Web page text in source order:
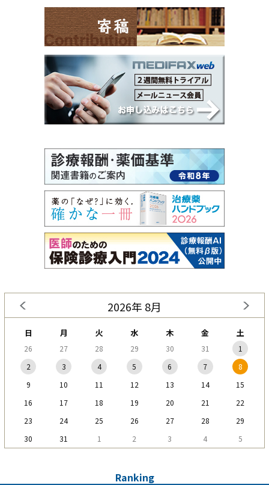
2026年 8月
日 月 火 水 木 金 土
26 27 28 29 30 31
1
2
3 4 5 6 7
8
9
10 11 12 13 14
15
16
17 18 19 20 21
22
23
24 25 26 27 28
29
30
31 1 2 3 4 5
Ranking